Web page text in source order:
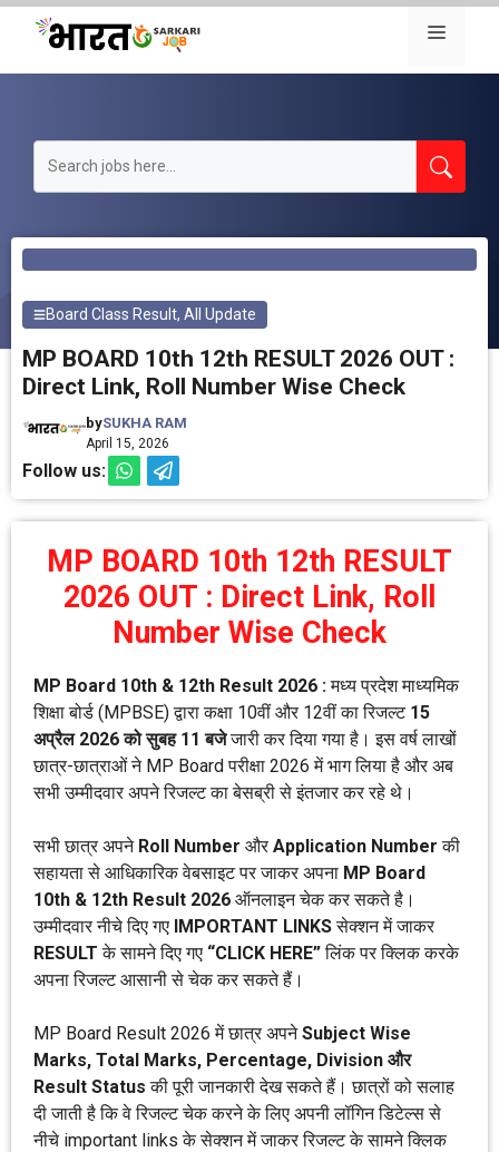
Skip
content
Menu
Board Class Result,All Update
MP BOARD 10th 12th RESULT 2026 OUT :
Direct Link, Roll Number Wise Check
bySUKHA RAM
April 15, 2026
Follow us:
MP BOARD 10th 12th RESULT
2026 OUT : Direct Link, Roll
Number Wise Check
MP Board 10th & 12th Result 2026 :मध्य प्रदेश माध्यमिक
शिक्षा बोर्ड (MPBSE) द्वारा कक्षा 10वीं और 12वीं का रिजल्ट 15
अप्रैल 2026 को सुबह 11 बजेजारी कर दिया गया है। इस वर्ष लाखों
छात्र-छात्राओं ने MP Board परीक्षा 2026 में भाग लिया है और अब
सभी उम्मीदवार अपने रिजल्ट का बेसब्री से इंतजार कर रहे थे।
सभी छात्र अपने Roll Number और Application Number की
सहायता से आधिकारिक वेबसाइट पर जाकर अपना MP Board
10th & 12th Result 2026 ऑनलाइन चेक कर सकते है।
उम्मीदवार नीचे दिए गए IMPORTANT LINKSसेक्शन में जाकर
RESULT के सामने दिए गए “CLICK HERE”लिंक पर क्लिक करके
अपना रिजल्ट आसानी से चेक कर सकते हैं।
MP Board Result 2026 में छात्र अपनेSubject Wise
Marks, Total Marks, Percentage, Division और
Result Status की पूरी जानकारी देख सकते हैं। छात्रों को सलाह
दी जाती है कि वे रिजल्ट चेक करने के लिए अपनी लॉगिन डिटेल्स से
नीचे important links के सेक्शन में जाकर रिजल्ट के सामने क्लिक